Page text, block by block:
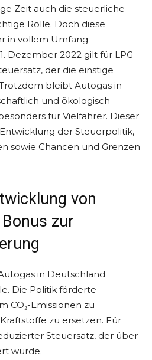
Zeit auch die steuerliche
Rolle. Doch diese
in vollem Umfang
Dezember 2022 gilt für LPG
der die einstige
bleibt Autogas in
und ökologisch
für Vielfahrer. Dieser
der Steuerpolitik,
sowie Chancen und Grenzen
von
zur
in Deutschland
Die Politik förderte
CO₂-Emissionen zu
zu ersetzen. Für
Steuersatz, der über
wurde.